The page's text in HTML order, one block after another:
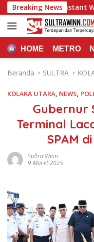
Langsung
ke
konten
Breaking News
Slots & Instant Wins for
HOME METRO
Beranda SULTRA
KOLAKA UTARA, NEWS,
Gubernur
Terminal
SPAM
Sultra Winn
9 Maret 2025